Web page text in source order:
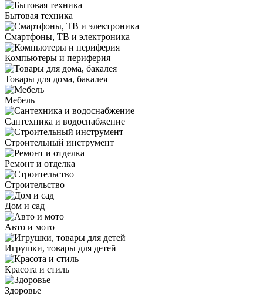
Бытовая техника
Смартфоны, ТВ и электроника
Компьютеры и периферия
Товары для дома, бакалея
Мебель
Сантехника и водоснабжение
Строительный инструмент
Ремонт и отделка
Строительство
Дом и сад
Авто и мото
Игрушки, товары для детей
Красота и стиль
Здоровье